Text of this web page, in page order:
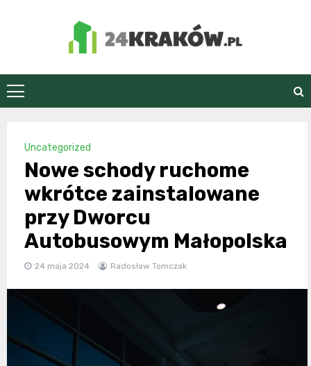
24Kraków.pl
Uncategorized
Nowe schody ruchome
wkrótce zainstalowane
przy Dworcu
Autobusowym Małopolska
24 maja 2024 Radosław Tomczak